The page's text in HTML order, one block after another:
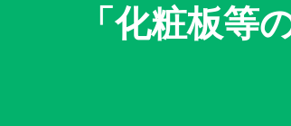
「化粧板等